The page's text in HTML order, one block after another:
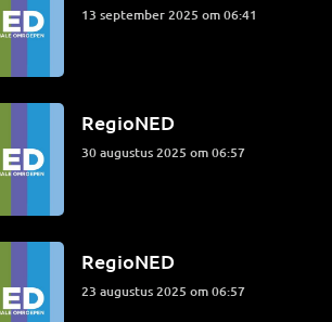
13 september 2025 om 06:41
RegioNED
30 augustus 2025 om 06:57
RegioNED
23 augustus 2025 om 06:57